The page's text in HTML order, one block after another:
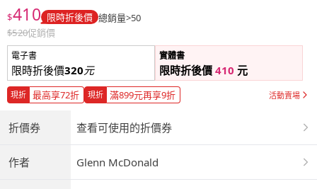
$410 限時折後價 總銷量>50
$520促銷價
電子書
限時折後價320元
實體書
限時折後價 410 元
現折 最高享72折 現折 滿899元再享9折 活動賣場
折價券 查看可使用的折價券
作者 Glenn McDonald